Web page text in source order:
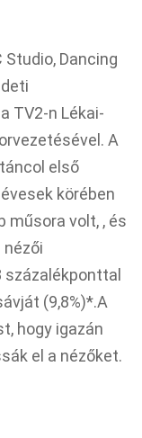
Dancing
TV2-n Lékai-
A
első
körében
műsora volt, , és
nézői
százalékponttal
(9,8%)*.A
hogy igazán
el a nézőket.